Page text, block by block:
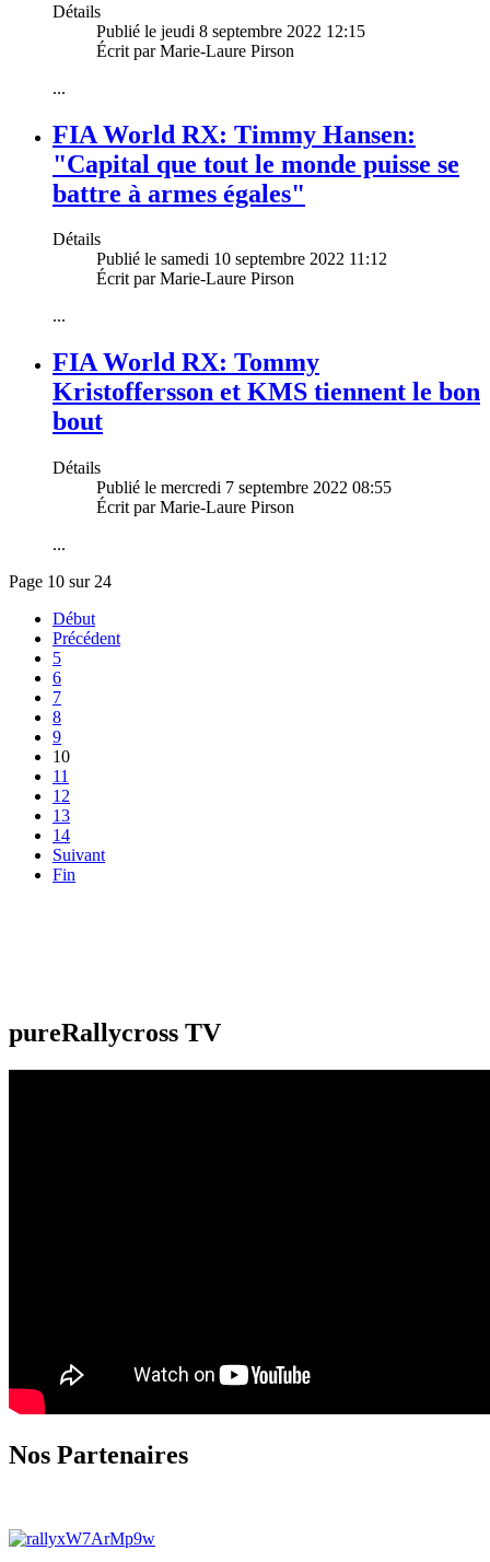
Détails
Publié le jeudi 8 septembre 2022 12:15
Écrit par Marie-Laure Pirson
...
FIA World RX: Timmy Hansen:
"Capital que tout le monde puisse se
battre à armes égales"
Détails
Publié le samedi 10 septembre 2022 11:12
Écrit par Marie-Laure Pirson
...
FIA World RX: Tommy
Kristoffersson et KMS tiennent le bon
bout
Détails
Publié le mercredi 7 septembre 2022 08:55
Écrit par Marie-Laure Pirson
...
Page 10 sur 24
Début
Précédent
5
6
7
8
9
10
11
12
13
14
Suivant
Fin
pureRallycross TV
Nos Partenaires